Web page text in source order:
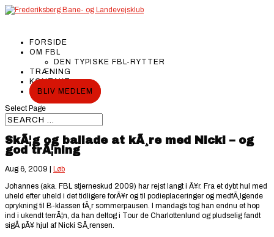
FORSIDE
OM FBL
DEN TYPISKE FBL-RYTTER
TRÆNING
KONTAKT
BLIV MEDLEM
Select Page
SkÃ¦g og ballade at kÃ¸re med Nicki – og
god trÃ¦ning
Aug 6, 2009 | Løb
Johannes (aka. FBL stjerneskud 2009) har rejst langt i Ã¥r. Fra et dybt hul med
uheld efter uheld i det tidligere forÃ¥r og til podieplaceringer og medfÃ¸lgende
oprykning til B-klassen fÃ¸r sommerpausen. I mandags tog han endnu et hop
ind i ukendt terrÃ¦n, da han deltog i Tour de Charlottenlund og pludselig fandt
sigÂ pÃ¥ hjul af Nicki SÃ¸rensen.